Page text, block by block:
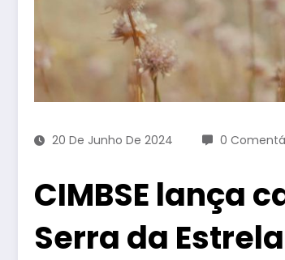
20 De Junho De 2024 0
CIMBSE lança
Serra da